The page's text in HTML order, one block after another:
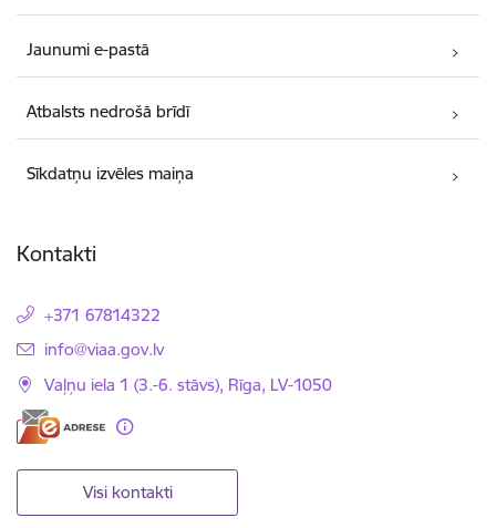
Jaunumi e-pastā
Atbalsts nedrošā brīdī
Sīkdatņu izvēles maiņa
Kontakti
+371 67814322
E-pasts:
info@viaa.gov.lv
Vaļņu iela 1 (3.-6. stāvs), Rīga, LV-1050
Visi kontakti